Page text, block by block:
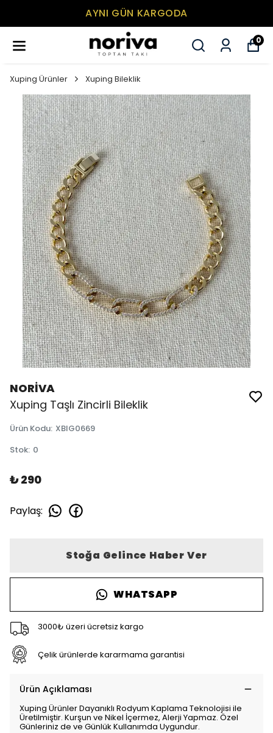
AYNI GÜN KARGODA
0
Xuping Ürünler Xuping Bileklik
NORİVA
Xuping Taşlı Zincirli Bileklik
Ürün Kodu: XBIG0669
Stok: 0
₺ 290
Paylaş:
Stoğa Gelince Haber Ver
WHATSAPP
3000₺ üzeri ücretsiz kargo
Çelik ürünlerde kararmama garantisi
Ürün Açıklaması
Xuping Ürünler Dayanıklı Rodyum Kaplama Teknolojisi ile
Üretilmiştir. Kurşun ve Nikel İçermez, Alerji Yapmaz. Özel
Günleriniz de ve Günlük Kullanımda Uygundur.